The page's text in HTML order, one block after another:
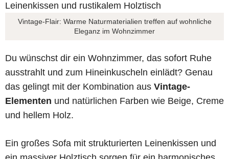
Vintage-Flair: Warme Naturmaterialien treffen auf wohnliche
Eleganz im Wohnzimmer
Du wünschst dir ein Wohnzimmer, das sofort Ruhe
ausstrahlt und zum Hineinkuscheln einlädt? Genau
das gelingt mit der Kombination aus Vintage-
Elementen und natürlichen Farben wie Beige, Creme
und hellem Holz.
Ein großes Sofa mit strukturierten Leinenkissen und